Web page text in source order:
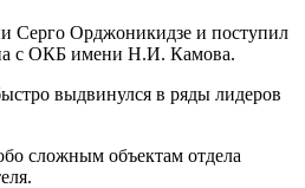
Серго Орджоникидзе и поступил
с ОКБ имени Н.И. Камова.
выдвинулся в ряды лидеров
сложным объектам отдела